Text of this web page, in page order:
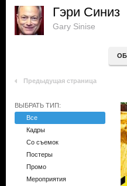
Гэри Синиз
Gary Sinise
Предыдущая страница
ВЫБРАТЬ ТИП:
Все
Кадры
Со съемок
Постеры
Промо
Мероприятия